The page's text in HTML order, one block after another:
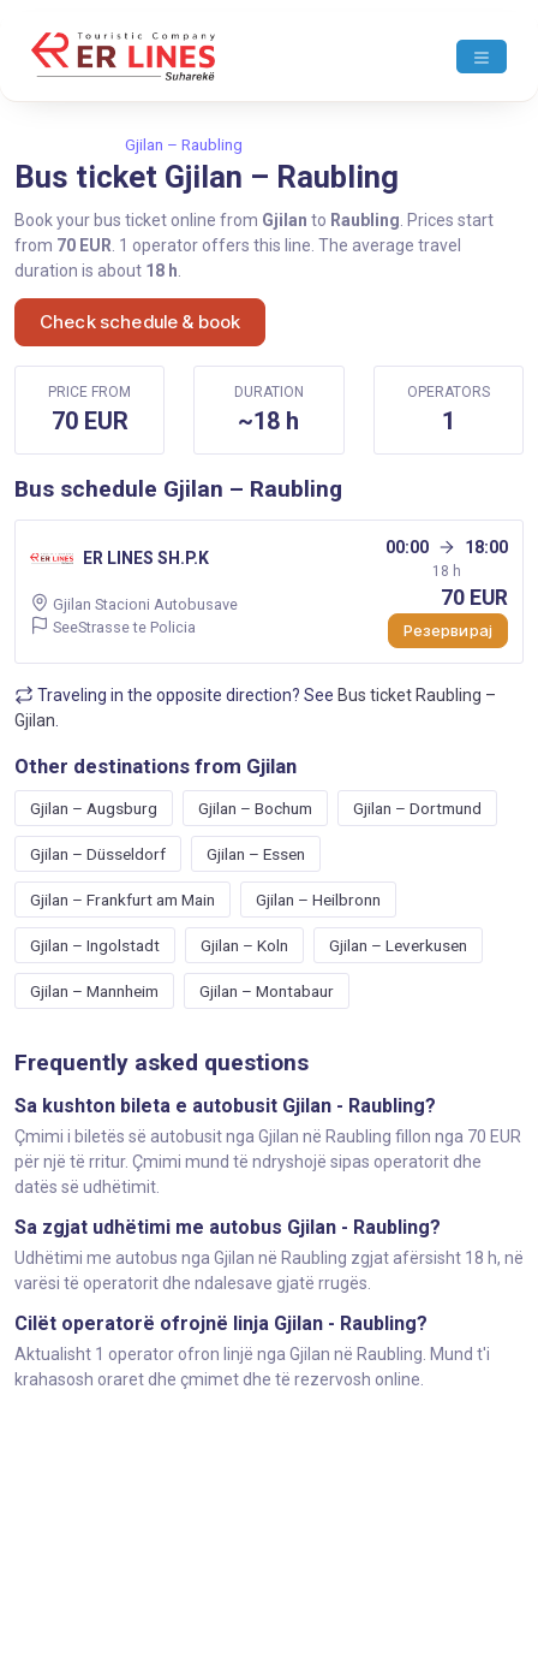
Gjilan – Raubling
Bus ticket Gjilan – Raubling
Book your bus ticket online from Gjilan to Raubling . Prices start
from 70 EUR . 1 operator offers this line. The average travel
duration is about 18 h
Check schedule & book
PRICE FROM
70 EUR
DURATION
~18 h
OPERATORS
1
Bus schedule Gjilan – Raubling
ER LINES SH.P.K
00:00 18:00
18 h
Gjilan Stacioni Autobusave
SeeStrasse te Policia
70 EUR
Резервирај
Traveling in the opposite direction? See Bus ticket Raubling –
Gjilan
Other destinations from Gjilan
Gjilan – Augsburg Gjilan – Bochum Gjilan – Dortmund
Gjilan – Düsseldorf Gjilan – Essen
Gjilan – Frankfurt am Main Gjilan – Heilbronn
Gjilan – Ingolstadt Gjilan – Koln Gjilan – Leverkusen
Gjilan – Mannheim Gjilan – Montabaur
Frequently asked questions
Sa kushton bileta e autobusit Gjilan - Raubling?
Çmimi i biletës së autobusit nga Gjilan në Raubling fillon nga 70 EUR
për një të rritur. Çmimi mund të ndryshojë sipas operatorit dhe
datës së udhëtimit.
Sa zgjat udhëtimi me autobus Gjilan - Raubling?
Udhëtimi me autobus nga Gjilan në Raubling zgjat afërsisht 18 h, në
varësi të operatorit dhe ndalesave gjatë rrugës.
Cilët operatorë ofrojnë linja Gjilan - Raubling?
Aktualisht 1 operator ofron linjë nga Gjilan në Raubling. Mund t'i
krahasosh oraret dhe çmimet dhe të rezervosh online.